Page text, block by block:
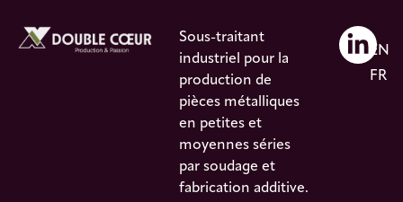
Sous-traitant
industriel pour la
production de
pièces métalliques
en petites et
moyennes séries
par soudage et
fabrication additive.
EN
FR